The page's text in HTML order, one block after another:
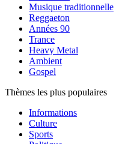
Musique traditionnelle
Reggaeton
Années 90
Trance
Heavy Metal
Ambient
Gospel
Thèmes les plus populaires
Informations
Culture
Sports